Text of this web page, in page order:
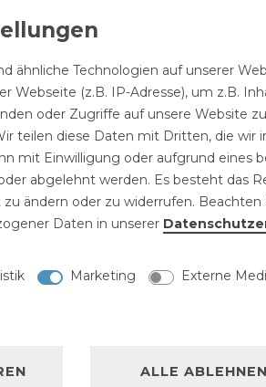
bieten für
Abwasserinstallation
im Industriebereich
andere Formstücke
in der
bestehenden
PE Fittings
nach DIN 8076 T3
12201. Alle mit dem
Teile entsprechen
ähnliche Technologien auf unserer
Webseite (z.B. IP-Adresse), um z.B.
oder Zugriffe auf unsere Website
teilen diese Daten mit Dritten, die wir
mit Einwilligung oder aufgrund eines
abgelehnt werden. Es besteht das
ändern oder zu widerrufen. Beachten
Daten in unserer
Marketing Externe
ALLE ABLEHNEN